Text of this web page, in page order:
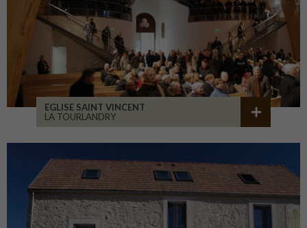
EGLISE SAINT VINCENT
LA TOURLANDRY